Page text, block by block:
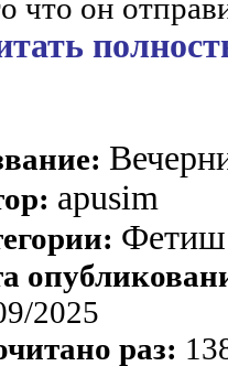
что он
apusim
Фетиш
2025
раз: